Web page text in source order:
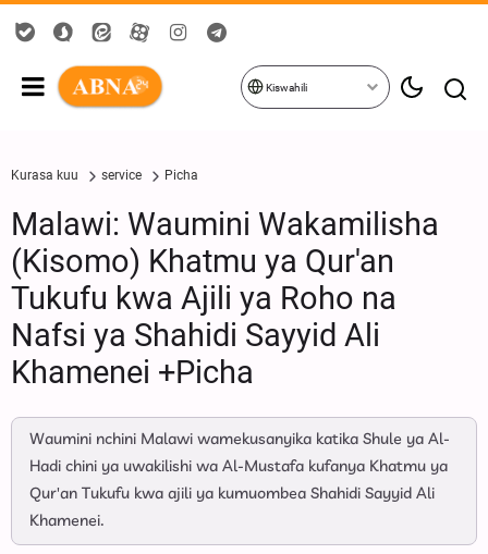
Kiswahili
Kurasa kuu service Picha
Malawi: Waumini Wakamilisha
(Kisomo) Khatmu ya Qur'an
Tukufu kwa Ajili ya Roho na
Nafsi ya Shahidi Sayyid Ali
Khamenei +Picha
Waumini nchini Malawi wamekusanyika katika Shule ya Al-
Hadi chini ya uwakilishi wa Al-Mustafa kufanya Khatmu ya
Qur'an Tukufu kwa ajili ya kumuombea Shahidi Sayyid Ali
Khamenei.